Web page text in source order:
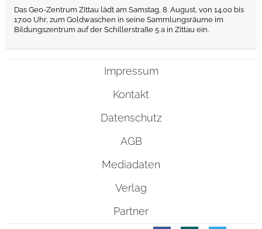
Das Geo-Zentrum Zittau lädt am Samstag, 8. August, von 14.00 bis
17.00 Uhr, zum Goldwaschen in seine Sammlungsräume im
Bildungszentrum auf der Schillerstraße 5 a in Zittau ein.
Impressum
Kontakt
Datenschutz
AGB
Mediadaten
Verlag
Partner